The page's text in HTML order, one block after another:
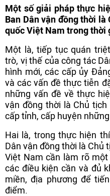
Một số giải pháp thực
Ban Dân vận đồng thời là
quốc Việt Nam trong thời
Một là, tiếp tục quán
trò, vị thế của công tác
hình mới, các cấp ủy
và các vấn đề thực tiễn
những vấn đề về thực
vận đồng thời là Chủ
cấp tỉnh, cấp huyện
Hai là, trong thực hiện
Dân vận đồng thời là Chủ
Việt Nam cần làm rõ
các điều kiện cần và đủ
miền, địa phương để
điểm.